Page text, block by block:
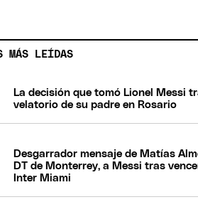
MÁS LEÍDAS
La decisión que tomó Lionel Messi
velatorio de su padre en Rosario
Desgarrador mensaje de Matías
DT de Monterrey, a Messi tras
Inter Miami